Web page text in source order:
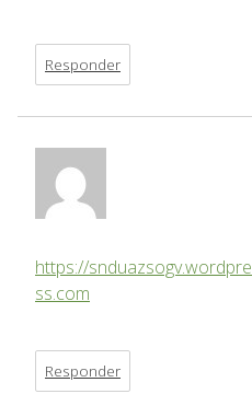
Responder
https://snduazsogv.wordpre
ss.com
Responder